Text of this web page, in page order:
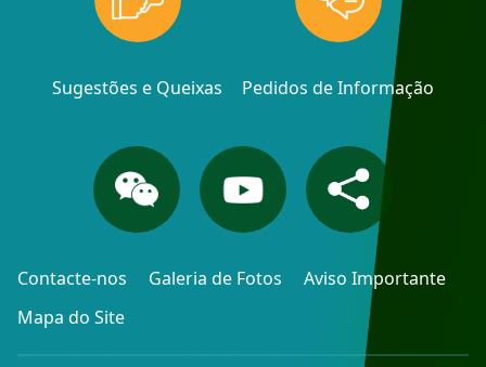
Sugestões e Queixas Pedidos de Informação
Contacte-nos Galeria de Fotos
Aviso Importante
Mapa do Site